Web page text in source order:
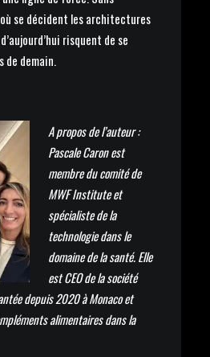
se décident les architectures
risquent de se
de demain.
A propos de l’auteur :
Pascale Caron est
membre du comité de
MWF Institute et
spécialiste de la
technologie dans le
domaine de la santé. Elle
est CEO de la société
depuis 2020 à Monaco et
alimentaires dans la